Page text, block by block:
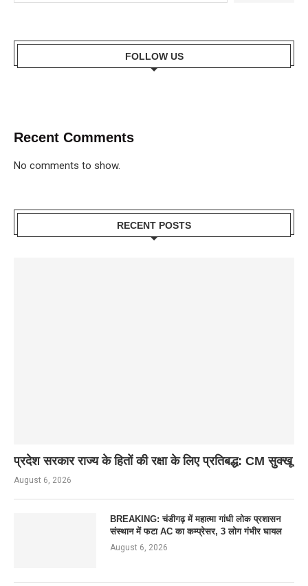
FOLLOW US
Recent Comments
No comments to show.
RECENT POSTS
प्रदेश सरकार राज्य के हितों की रक्षा के लिए प्रतिबद्ध: CM सुक्खू
August 6, 2026
BREAKING: चंडीगढ़ में महात्मा गांधी लोक प्रशासन
संस्थान में फटा AC का कम्प्रेसर, 3 लोग गंभीर घायल
August 6, 2026